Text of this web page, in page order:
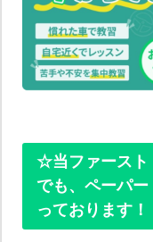
☆当ファースト
でも、ペーパ
っております！